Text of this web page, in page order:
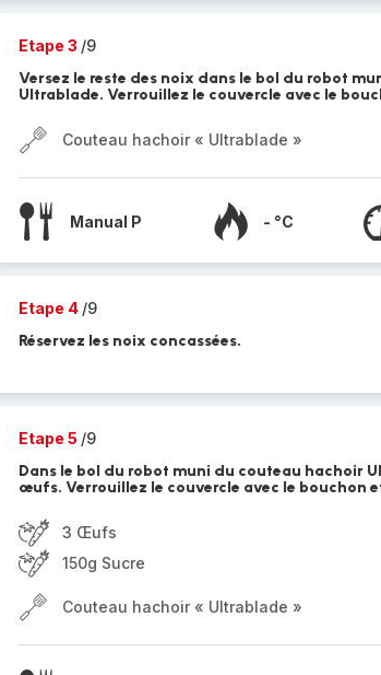
Etape 3 /9
Versez le reste des noix dans le bol du robot
Ultrablade. Verrouillez le couvercle avec le
Couteau hachoir « Ultrablade »
Manual P - °C
Etape 4 /9
Réservez les noix concassées.
Etape 5 /9
Dans le bol du robot muni du couteau hachoir
œufs. Verrouillez le couvercle avec le bouchon
3 Œufs
150g Sucre
Couteau hachoir « Ultrablade »